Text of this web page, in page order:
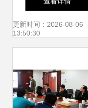
交流引爆市场热潮
更新时间：2026-08-06
13:50:30